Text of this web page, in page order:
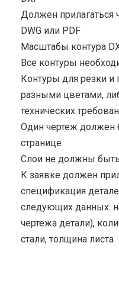
Должен прилагаться
DWG или PDF
Масштабы контура
Все контуры
Контуры для резки и
разными цветами,
технических
Один чертеж должен
странице
Cлои не должны
К заявке должен
спецификация
следующих данных:
чертежа детали),
стали, толщина листа